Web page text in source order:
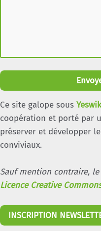
Ce site galope sous
coopération et porté par
préserver et développer
conviviaux.
Sauf mention contraire,
Licence Creative
INSCRIPTION